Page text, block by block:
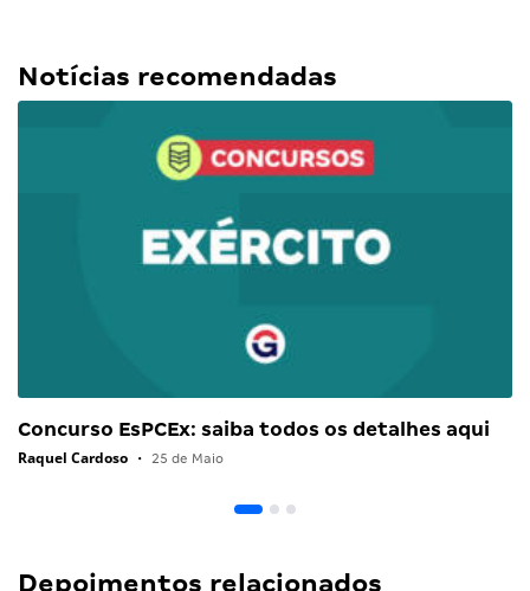
Notícias recomendadas
Concurso EsPCEx: saiba todos os detalhes aqui
Raquel Cardoso • 25 de Maio
Depoimentos relacionados